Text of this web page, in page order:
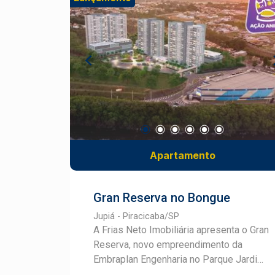
suítes. Além disso, o Dom 2425 conta
com espaços sofisticados de lazer e
bem-estar, projetados para todos os
gostos e sentidos. Conheça mais sobre
este empreendimento e converse com
um especialista Frias Neto em
Lançamentos.
Apartamento
Gran Reserva no Bongue
Jupiá - Piracicaba/SP
A Frias Neto Imobiliária apresenta o Gran
Reserva, novo empreendimento da
Embraplan Engenharia no Parque Jardim